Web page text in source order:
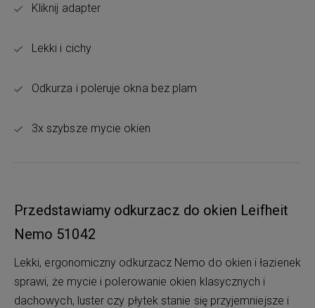
Kliknij adapter
Lekki i cichy
Odkurza i poleruje okna bez plam
3x szybsze mycie okien
Przedstawiamy odkurzacz do okien Leifheit
Nemo 51042
Lekki, ergonomiczny odkurzacz Nemo do okien i łazienek
sprawi, że mycie i polerowanie okien klasycznych i
dachowych, luster czy płytek stanie się przyjemniejsze i